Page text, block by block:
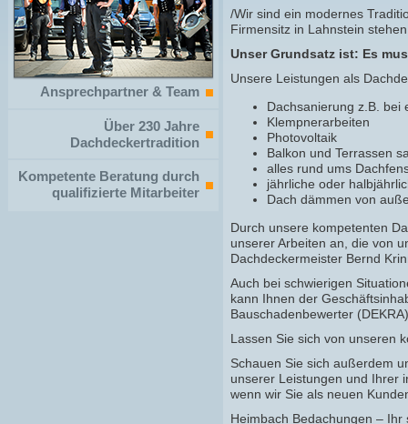
Ansprechpartner & Team
Über 230 Jahre
Dachdeckertradition
Kompetente Beratung durch
qualifizierte Mitarbeiter
/Wir sind ein modernes
Firmensitz in Lahnstein
Unser Grundsatz ist: Es
Unsere Leistungen als
Dachsanierung z.B. bei
Klempnerarbeiten
Photovoltaik
Balkon und Terrassen
alles rund ums
jährliche oder
Dach dämmen von
Durch unsere kompetenten
unserer Arbeiten an, die von
Dachdeckermeister Bernd
Auch bei schwierigen
kann Ihnen der
Bauschadenbewerter
Lassen Sie sich von unseren
Schauen Sie sich außerdem
unserer Leistungen und Ihrer
wenn wir Sie als neuen
Heimbach Bedachungen –